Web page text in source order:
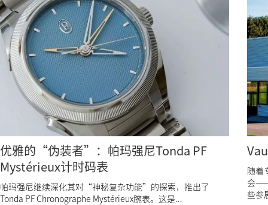
优雅的“伪装者”：帕玛强尼Tonda PF
Mystérieux计时码表
帕玛强尼继续深化其对“神秘复杂功能”的探索，推出了
Tonda PF Chronographe Mystérieux腕表。这是...
随着
会——
些参